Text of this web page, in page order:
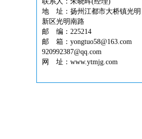
地 址：扬州江都市大桥镇光明
新区光明南路
邮 编：225214
邮 箱：yongtuo58@163.com
920992387@qq.com
网 址：www.ytmjg.com